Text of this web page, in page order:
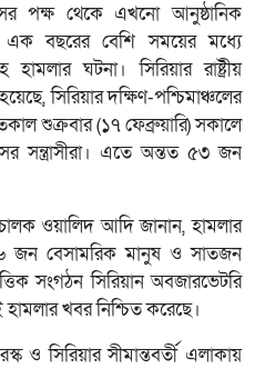
পক্ষ থেকে এখনো আনুষ্ঠানিক
এক বছরের বেশি সময়ের মধ্যে
ঘটনা। সিরিয়ার রাষ্ট্রীয়
সিরিয়ার দক্ষিণ-পশ্চিমাঞ্চলের
শুক্রবার (১৭ ফেব্রুয়ারি) সকালে
সন্ত্রাসীরা। এতে অন্তত ৫৩ জন
ওয়ালিদ আদি জানান, হামলার
জন বেসামরিক মানুষ ও সাতজন
সংগঠন সিরিয়ান অবজারভেটরি
খবর নিশ্চিত করেছে।
ও সিরিয়ার সীমান্তবর্তী এলাকায়